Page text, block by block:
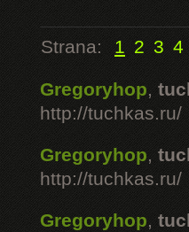
Strana: 1 2 3 4
Gregoryhop,
http://tuchkas.ru/
Gregoryhop,
http://tuchkas.ru/
Gregoryhop,